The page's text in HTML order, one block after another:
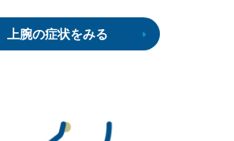
上腕の症状をみる